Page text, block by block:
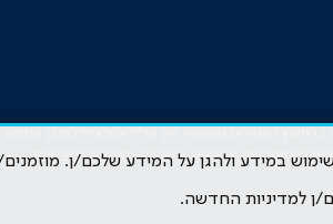
להסתדרות הרפואית בישראל.מדיניות הפרטיות
במידע ולהגן על המידע שלכם/ן.
ן למדיניות החדשה.